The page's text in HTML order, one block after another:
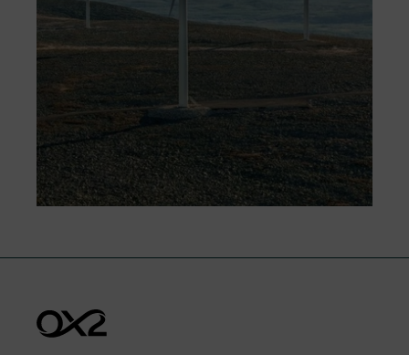
per.mellstrom@kopparfors.se